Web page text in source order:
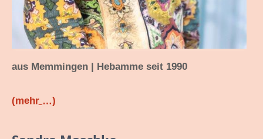
aus Memmingen | Hebamme seit 1990
(mehr …)